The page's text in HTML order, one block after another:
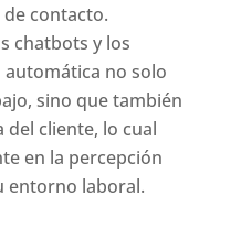
contacto.
chatbots y los
no solo
sino que también
cliente, lo cual
en la percepción
entorno laboral.